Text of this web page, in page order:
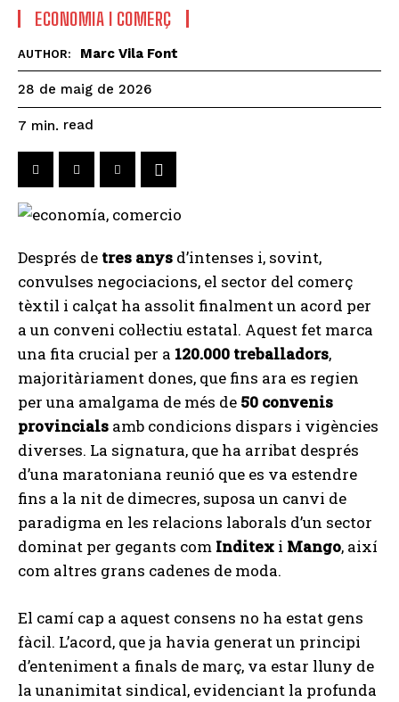
ECONOMIA I COMERÇ
AUTHOR: Marc Vila Font
28 de maig de 2026
7 min. read
Després de tres anys d’intenses i, sovint,
convulses negociacions, el sector del comerç
tèxtil i calçat ha assolit finalment un acord per
a un conveni col·lectiu estatal. Aquest fet marca
una fita crucial per a 120.000 treballadors,
majoritàriament dones, que fins ara es regien
per una amalgama de més de 50 convenis
provincials amb condicions dispars i vigències
diverses. La signatura, que ha arribat després
d’una maratoniana reunió que es va estendre
fins a la nit de dimecres, suposa un canvi de
paradigma en les relacions laborals d’un sector
dominat per gegants com Inditex i Mango, així
com altres grans cadenes de moda.
El camí cap a aquest consens no ha estat gens
fàcil. L’acord, que ja havia generat un principi
d’enteniment a finals de març, va estar lluny de
la unanimitat sindical, evidenciant la profunda